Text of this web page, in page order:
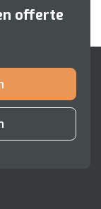
offerte